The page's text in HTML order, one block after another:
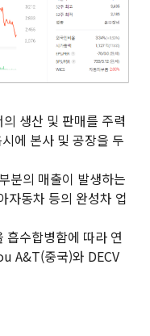
생산 및 판매를 주력
에 본사 및 공장을 두
분의 매출이 발생하는
자동차 등의 완성차 업
흡수합병함에 따라 연
A&T(중국)와 DECV